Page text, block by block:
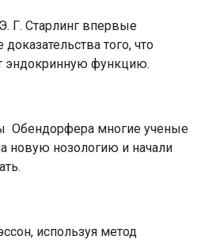
Г. Старлинг впервые
того, что
эндокринную функцию.
Обендорфера многие ученые
новую нозологию и начали
используя метод